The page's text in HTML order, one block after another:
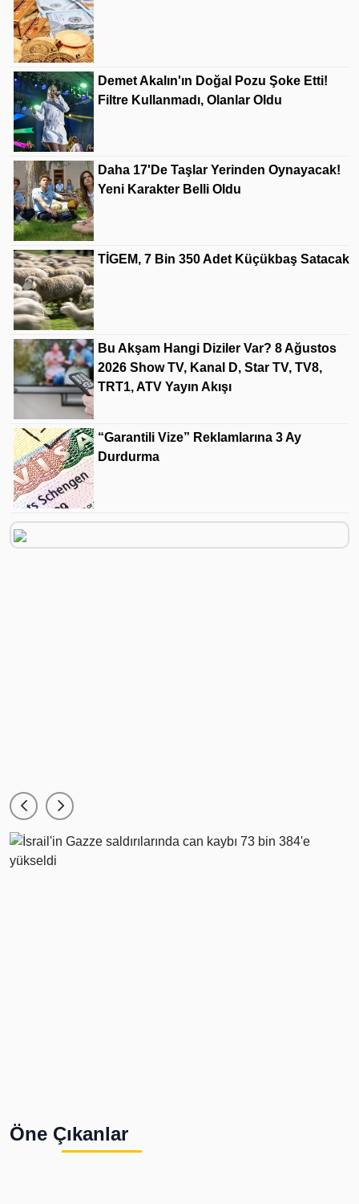
Demet Akalın'ın Doğal Pozu Şoke Etti!
Filtre Kullanmadı, Olanlar Oldu
Daha 17'de Taşlar Yerinden Oynayacak!
Yeni Karakter Belli Oldu
TİGEM, 7 Bin 350 Adet Küçükbaş Satacak
Bu Akşam Hangi Diziler Var? 8 Ağustos
2026 Show TV, Kanal D, Star TV, TV8,
TRT1, ATV Yayın Akışı
“Garantili Vize” Reklamlarına 3 Ay
Durdurma
Öne Çıkanlar